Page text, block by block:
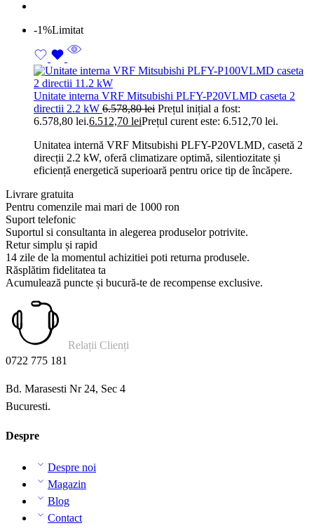
-1%Limitat
Unitate interna VRF Mitsubishi PLFY-P20VLMD caseta 2
directii 2.2 kW 6.578,80lei Prețul inițial a fost:
6.578,80 lei.6.512,70 leiPrețul curent este: 6.512,70 lei.
Unitatea internă VRF Mitsubishi PLFY-P20VLMD, casetă 2
direcții 2.2 kW, oferă climatizare optimă, silentiozitate și
eficiență energetică superioară pentru orice tip de încăpere.
Livrare gratuita
Pentru comenzile mai mari de 1000 ron
Suport telefonic
Suportul si consultanta in alegerea produselor potrivite.
Retur simplu și rapid
14 zile de la momentul achizitiei poti returna produsele.
Răsplătim fidelitatea ta
Acumulează puncte și bucură-te de recompense exclusive.
Relații Clienți
0722 775 181
Bd. Marasesti Nr 24, Sec 4
Bucuresti.
Despre
Despre noi
Magazin
Blog
Contact